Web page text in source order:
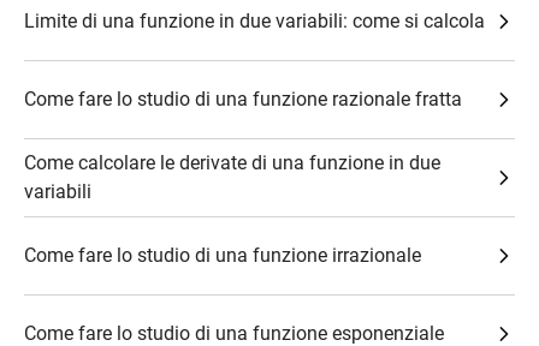
Limite di una funzione in due variabili: come si calcola
Come fare lo studio di una funzione razionale fratta
Come calcolare le derivate di una funzione in due
variabili
Come fare lo studio di una funzione irrazionale
Come fare lo studio di una funzione esponenziale